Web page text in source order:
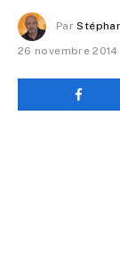
Par
26 novembre 2014